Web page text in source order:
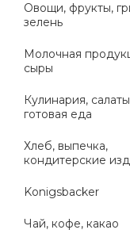
Овощи, фрукты,
зелень
Молочная
сыры
Кулинария,
готовая еда
Хлеб, выпечка,
кондитерские
Konigsbacker
Чай, кофе, какао